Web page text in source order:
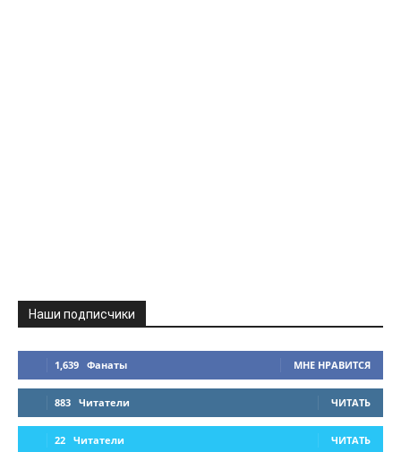
Наши подписчики
1,639 Фанаты МНЕ НРАВИТСЯ
883 Читатели ЧИТАТЬ
22 Читатели ЧИТАТЬ